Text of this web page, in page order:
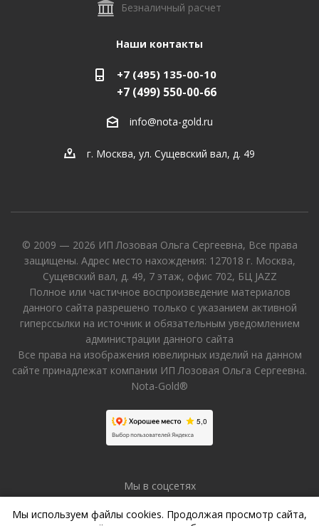
Безналичный расчет
Наши контакты
+7 (495) 135-00-10
+7 (499) 550-00-66
info@nota-gold.ru
г. Москва, ул. Сущевский вал, д. 49
© 2009 — 2026 ИП Лозовая Ольга Сергеевна, Все права
защищены. Адрес место нахождения: 127018 г. Москва,
Сущевский вал, д. 49, 7 этаж, офис 702, БЦ JAZZ
Полное или частичное воспроизведение материалов
данного сайта разрешено только с указанием активной
гиперссылки на источник и обязательным уведомлением
администрации данного сайта
Все права на изображения ювелирных изделий на данном
сайте принадлежат компании ИП Лозовая Ольга Сергеевна.
Nota-Gold®
Мы в соцсетях
Мы используем файлы cookies. Продолжая просмотр сайта,